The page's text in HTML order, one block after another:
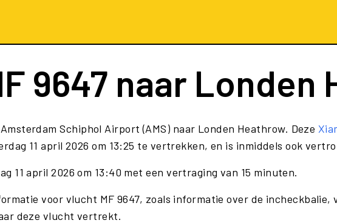
9647 naar Londen
Schiphol Airport (AMS) naar Londen Heathrow. Deze
11 april 2026 om 13:25 te vertrekken, en is inmiddels ook
11 april 2026 om 13:40 met een vertraging van 15 minuten.
voor vlucht MF 9647, zoals informatie over de incheckbalie,
deze vlucht vertrekt.